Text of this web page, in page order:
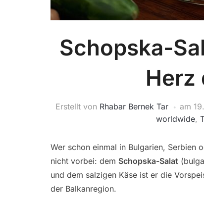
Schopska-
Herz
Erstellt von Rhabar Bernek Tar am
worldwide,
Wer schon einmal in Bulgarien, Serbien
nicht vorbei: dem Schopska-Salat
und dem salzigen Käse ist er die
der Balkanregion.